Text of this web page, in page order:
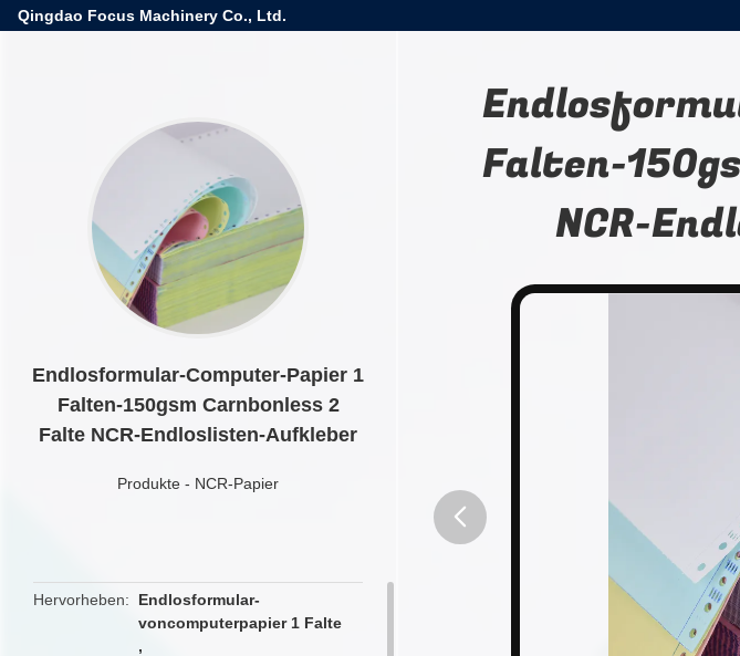
Qingdao Focus Machinery Co., Ltd.
Endlosformular-Computer-Papier 1
Falten-150gsm Carnbonless 2
Falte NCR-Endloslisten-Aufkleber
Produkte - NCR-Papier
Hervorheben
Endlosformular-
voncomputerpapier 1 Falte
,
Falten-
NCR-